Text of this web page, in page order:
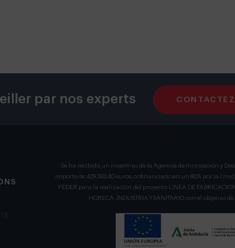
par nos experts
Se ha recibido un incentivo de la Agencia de Innovación y
importe de 429.393,40 euros, cofinanciado en un 80% por la
FEDER para la realización del proyecto LÍNEA DE FABRICACION
HORECA, INDUSTRIA Y SANITARIO con el